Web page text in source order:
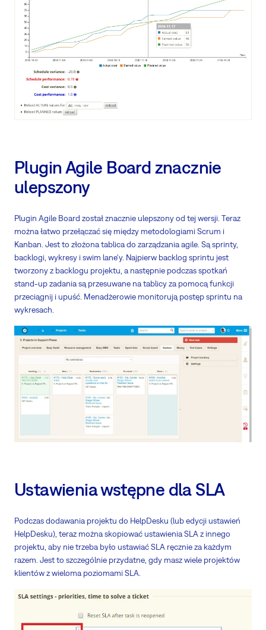
Plugin Agile Board znacznie
ulepszony
Plugin Agile Board został znacznie ulepszony od tej wersji. Teraz
można łatwo przełączać się między metodologiami Scrum i
Kanban. Jest to złożona tablica do zarządzania agile. Są sprinty,
backlogi, wykresy i swim lane'y. Najpierw backlog sprintu jest
tworzony z backlogu projektu, a następnie podczas spotkań
stand-up zadania są przesuwane na tablicy za pomocą funkcji
przeciągnij i upuść. Menadżerowie monitorują postęp sprintu na
wykresach.
Ustawienia wstępne dla SLA
Podczas dodawania projektu do HelpDesku (lub edycji ustawień
HelpDesku), teraz można skopiować ustawienia SLA z innego
projektu, aby nie trzeba było ustawiać SLA ręcznie za każdym
razem. Jest to szczególnie przydatne, gdy masz wiele projektów
klientów z wieloma poziomami SLA.